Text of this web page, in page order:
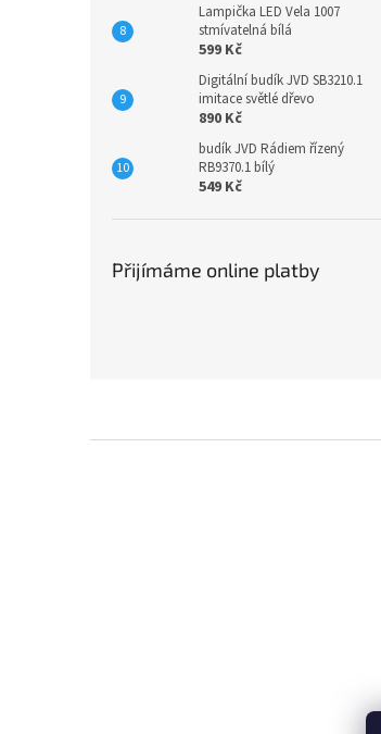
Lampička LED Vela 1007
stmívatelná bílá
599 Kč
Digitální budík JVD SB3210.1
imitace světlé dřevo
890 Kč
budík JVD Rádiem řízený
RB9370.1 bílý
549 Kč
Přijímáme online platby